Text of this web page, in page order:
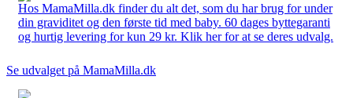
Hos MamaMilla.dk finder du alt det, som du har brug for under
din graviditet og den første tid med baby. 60 dages byttegaranti
og hurtig levering for kun 29 kr. Klik her for at se deres udvalg.
Se udvalget på MamaMilla.dk